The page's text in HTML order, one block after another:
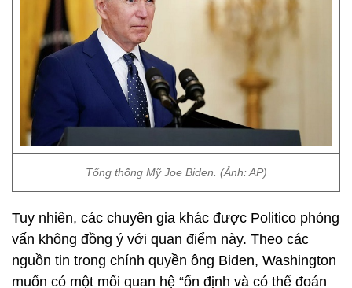
Tổng thống Mỹ Joe Biden. (Ảnh: AP)
Tuy nhiên, các chuyên gia khác được Politico phỏng
vấn không đồng ý với quan điểm này. Theo các
nguồn tin trong chính quyền ông Biden, Washington
muốn có một mối quan hệ “ổn định và có thể đoán